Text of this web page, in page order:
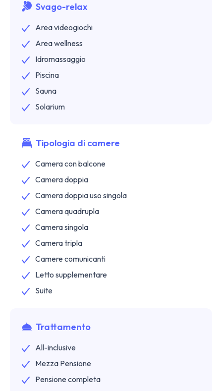
Svago-relax
Area videogiochi
Area wellness
Idromassaggio
Piscina
Sauna
Solarium
Tipologia di camere
Camera con balcone
Camera doppia
Camera doppia uso singola
Camera quadrupla
Camera singola
Camera tripla
Camere comunicanti
Letto supplementare
Suite
Trattamento
All-inclusive
Mezza Pensione
Pensione completa